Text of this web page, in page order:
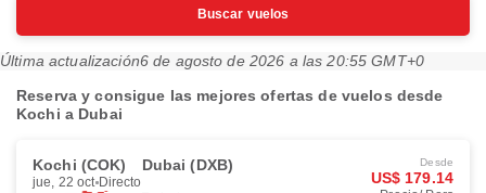
Buscar vuelos
Última actualización6 de agosto de 2026 a las 20:55 GMT+0
Reserva y consigue las mejores ofertas de vuelos desde
Kochi a Dubai
Kochi (COK) Dubai (DXB)
jue, 22 oct Directo
Desde
US$ 179.14